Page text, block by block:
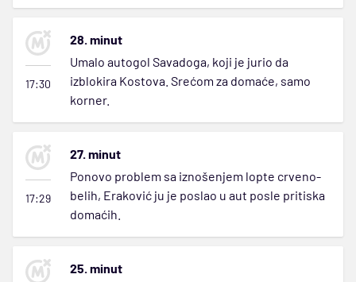
17:30
28. minut
Umalo autogol Savadoga, koji je jurio da
izblokira Kostova. Srećom za domaće, samo
korner.
17:29
27. minut
Ponovo problem sa iznošenjem lopte crveno-
belih, Eraković ju je poslao u aut posle pritiska
domaćih.
25. minut